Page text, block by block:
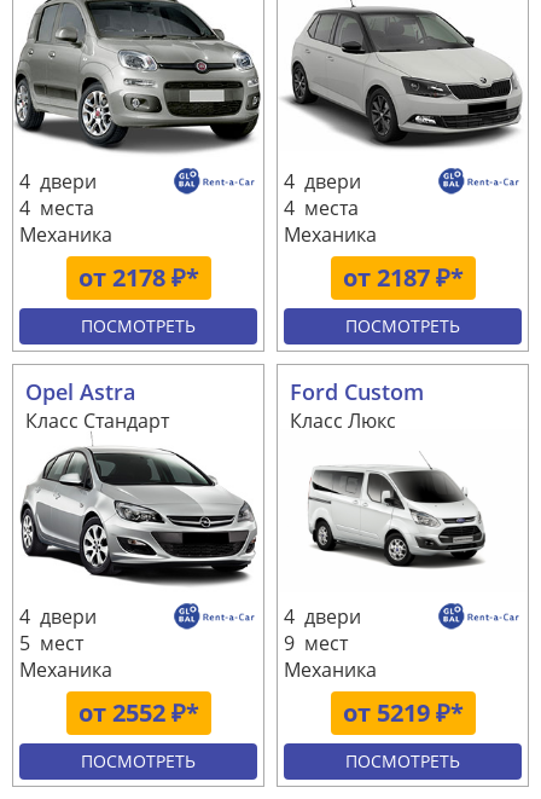
от 2178 ₽*
4 двери
4 места
Механика
ПОСМОТРЕТЬ
от 2187 ₽*
4 двери
4 места
Механика
ПОСМОТРЕТЬ
Opel Astra
Класс Стандарт
от 2552 ₽*
4 двери
5 мест
Механика
ПОСМОТРЕТЬ
Ford Custom
Класс Люкс
от 5219 ₽*
4 двери
9 мест
Механика
ПОСМОТРЕТЬ